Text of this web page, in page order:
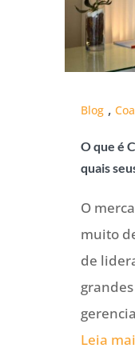
Blog ,
O que é
quais
O
muito
de
Leia